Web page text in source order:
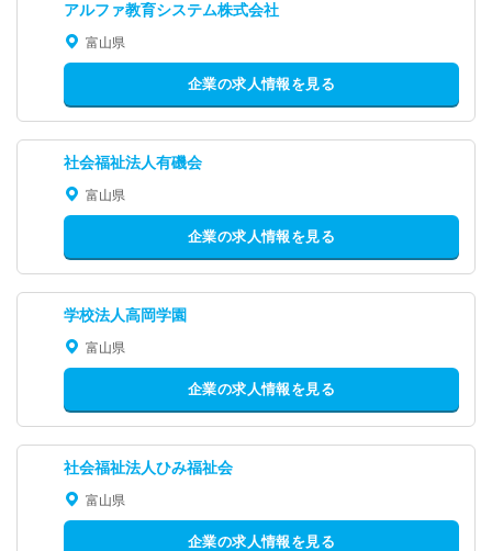
アルファ教育システム株式会社
富山県
企業の求人情報を見る
社会福祉法人有磯会
富山県
企業の求人情報を見る
学校法人高岡学園
富山県
企業の求人情報を見る
社会福祉法人ひみ福祉会
富山県
企業の求人情報を見る